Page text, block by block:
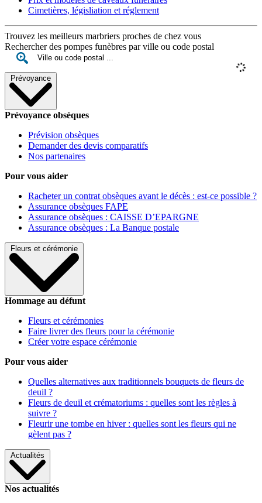
Cimetières, législiation et réglement
Trouvez les meilleurs marbriers proches de chez vous
Rechercher des pompes funèbres par ville ou code postal
Prévoyance
Prévoyance obsèques
Prévision obsèques
Demander des devis comparatifs
Nos partenaires
Pour vous aider
Racheter un contrat obsèques avant le décès : est-ce possible ?
Assurance obsèques FAPE
Assurance obsèques : CAISSE D’EPARGNE
Assurance obsèques : La Banque postale
Fleurs et cérémonie
Hommage au défunt
Fleurs et cérémonies
Faire livrer des fleurs pour la cérémonie
Créer votre espace cérémonie
Pour vous aider
Quelles alternatives aux traditionnels bouquets de fleurs de
deuil ?
Fleurs de deuil et crématoriums : quelles sont les règles à
suivre ?
Fleurir une tombe en hiver : quelles sont les fleurs qui ne
gèlent pas ?
Actualités
Nos actualités